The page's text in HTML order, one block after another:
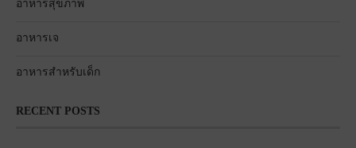
อาหารสุขภาพ
อาหารเจ
อาหารสำหรับเด็ก
RECENT POSTS